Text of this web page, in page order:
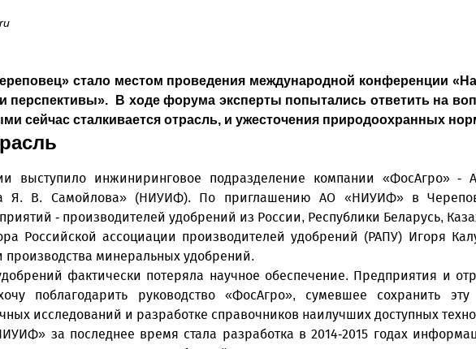
стало местом проведения международной конференции
В ходе форума эксперты попытались ответить на
сейчас сталкивается отрасль, и ужесточения природоохранных
выступило инжиниринговое подразделение компании «ФосАгро» -
Я. В. Самойлова» (НИУИФ). По приглашению АО «НИУИФ» в
- производителей удобрений из России, Республики Беларусь,
Российской ассоциации производителей удобрений (РАПУ) Игоря
производства минеральных удобрений.
фактически потеряла научное обеспечение. Предприятия и
поблагодарить руководство «ФосАгро», сумевшее сохранить
исследований и разработке справочников наилучших доступных
за последнее время стала разработка в 2014-2015 годах